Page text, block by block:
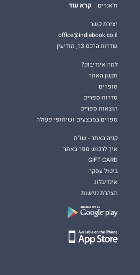
וז'אנרים.
קרא עוד
יצירת קשר
office@indiebook.co.il
שדרות הרכס 13, מודיעין
למה אינדיבוק?
תקנון האתר
סופרים
סדרות ספרים
הוצאות ספרים
ספרים במבצעים ושיתופי פעולה
קניה באתר - שו"ת
איך לרכוש ספר באתר
GIFT CARD
ביטול עסקה
אינדיבלוג
הצהרת נגישות